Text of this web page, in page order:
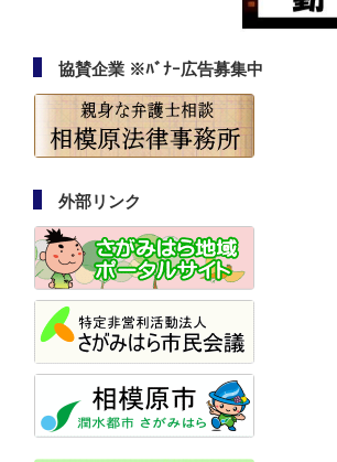
協賛企業 ※ﾊﾞﾅｰ広告募集中
外部リンク